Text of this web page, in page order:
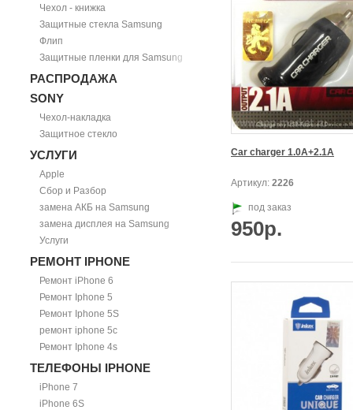
Чехол - книжка
Защитные стекла Samsung
Флип
Защитные пленки для Samsung
РАСПРОДАЖА
SONY
Чехол-накладка
Защитное стекло
УСЛУГИ
Apple
Сбор и Разбор
замена АКБ на Samsung
замена дисплея на Samsung
Услуги
РЕМОНТ IPHONE
Ремонт iPhone 6
Ремонт Iphone 5
Ремонт Iphone 5S
ремонт iphone 5c
Ремонт Iphone 4s
ТЕЛЕФОНЫ IPHONE
iPhone 7
iPhone 6S
Car charger 1.0A+2.1A
Артикул: 2226
под заказ
950р.